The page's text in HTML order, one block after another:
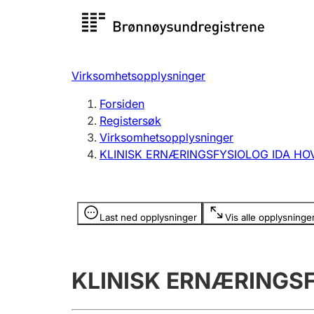
Registersøk
Registrere, endre, slette
Virksomhetsopplysninger
Forsiden
Registersøk
Virksomhetsopplysninger
KLINISK ERNÆRINGSFYSIOLOG IDA
Last ned opplysninger Vis alle
Opplysninger er skjult
KLINISK